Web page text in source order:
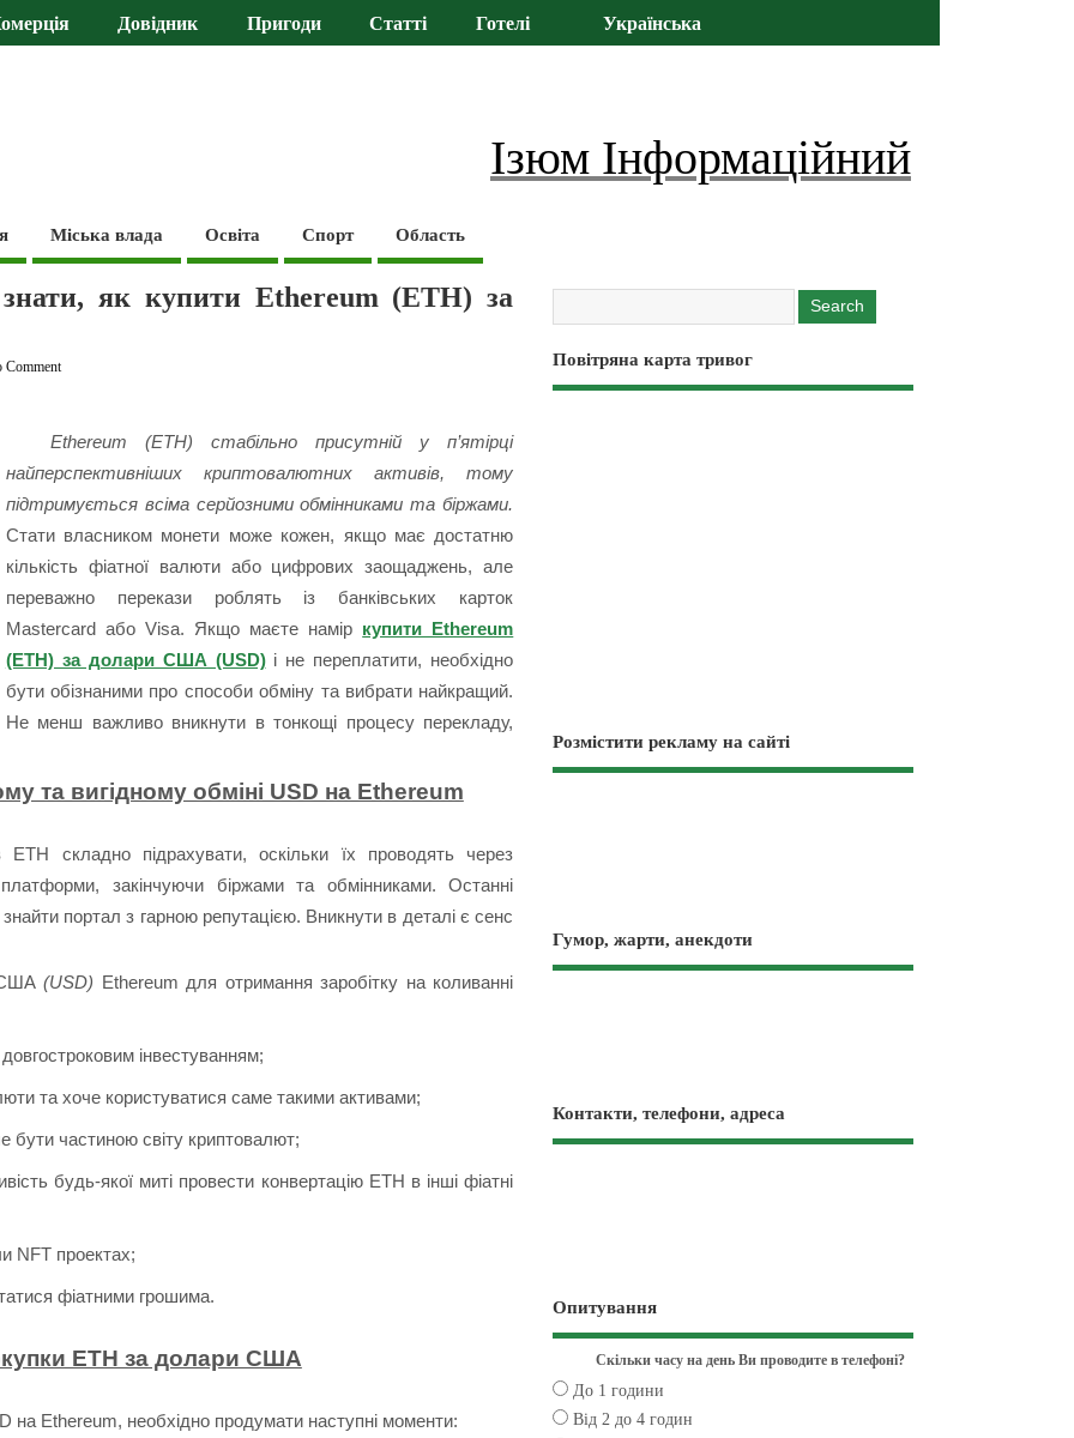
Довідник Пригоди Статті Готелі Українська
Ізюм Інформаційний
Міська влада Освіта Спорт Область
знати, як купити Ethereum (ETH) за
Comment
Ethereum (ETH) стабільно присутній у п’ятірці
найперспективніших криптовалютних активів, тому
підтримується всіма серйозними обмінниками та біржами.
Стати власником монети може кожен, якщо має достатню
кількість фіатної валюти або цифрових заощаджень, але
переважно перекази роблять із банківських карток
Mastercard або Visa. Якщо маєте намір купити Ethereum
(ETH) за долари США (USD)і не переплатити, необхідно
бути обізнаними про способи обміну та вибрати найкращий.
Не менш важливо вникнути в тонкощі процесу перекладу,
та вигідному обміні USD на Ethereum
складно підрахувати, оскільки їх проводять через
закінчуючи біржами та обмінниками. Останні
портал з гарною репутацією. Вникнути в деталі є сенс
США(USD) Ethereum для отримання заробітку на коливанні
інвестуванням;
та хоче користуватися саме такими активами;
бути частиною світу криптовалют;
будь-якої миті провести конвертацію ETH в інші фіатні
NFT проектах;
фіатними грошима.
ETH за долари США
на Ethereum, необхідно продумати наступні моменти:
Повітряна карта тривог
Розмістити рекламу на сайті
Гумор, жарти, анекдоти
Контакти, телефони, адреса
Опитування
Скільки часу на день Ви проводите в телефоні?
До 1 години
Від 2 до 4 годин